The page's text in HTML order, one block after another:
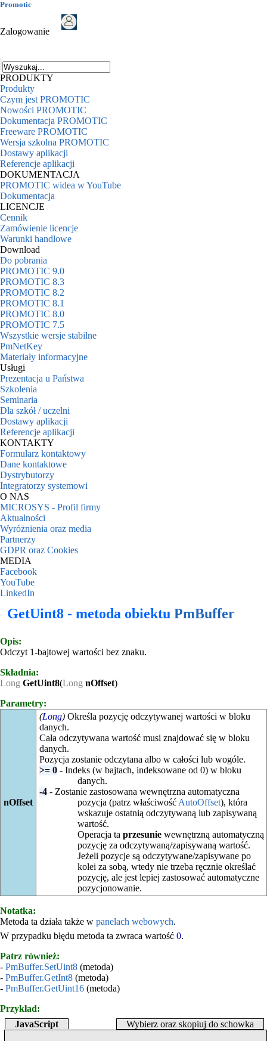
Promotic
Zalogowanie
PRODUKTY
Produkty
Czym jest PROMOTIC
Nowości PROMOTIC
Dokumentacja PROMOTIC
Freeware PROMOTIC
Wersja szkolna PROMOTIC
Dostawy aplikacji
Referencje aplikacji
DOKUMENTACJA
PROMOTIC widea w YouTube
Dokumentacja
LICENCJE
Cennik
Zamówienie licencje
Warunki handlowe
Download
Do pobrania
PROMOTIC 9.0
PROMOTIC 8.3
PROMOTIC 8.2
PROMOTIC 8.1
PROMOTIC 8.0
PROMOTIC 7.5
Wszystkie wersje stabilne
PmNetKey
Materiały informacyjne
Usługi
Prezentacja u Państwa
Szkolenia
Seminaria
Dla szkół / uczelni
Dostawy aplikacji
Referencje aplikacji
KONTAKTY
Formularz kontaktowy
Dane kontaktowe
Dystrybutorzy
Integratorzy systemowi
O NAS
MICROSYS - Profil firmy
Aktualności
Wyróżnienia oraz media
Partnerzy
GDPR oraz Cookies
MEDIA
Facebook
YouTube
LinkedIn
GetUint8 - metoda obiektu PmBuffer
Opis:
Odczyt 1-bajtowej wartości bez znaku.
Składnia:
Long GetUint8(Long nOffset)
Parametry:
nOffset
(Long)Określa pozycję odczytywanej wartości w bloku
danych.
Cała odczytywana wartość musi znajdować się w bloku
danych.
Pozycja zostanie odczytana albo w całości lub wogóle.
>= 0- Indeks (w bajtach, indeksowane od 0) w bloku
danych.
-4- Zostanie zastosowana wewnętrzna automatyczna
pozycja (patrz właściwość AutoOffset), która
wskazuje ostatnią odczytywaną lub zapisywaną
wartość.
Operacja ta przesuniewewnętrzną automatyczną
pozycję za odczytywaną/zapisywaną wartość.
Jeżeli pozycje są odczytywane/zapisywane po
kolei za sobą, wtedy nie trzeba ręcznie określać
pozycję, ale jest lepiej zastosować automatyczne
pozycjonowanie.
Notatka:
Metoda ta działa także w panelach webowych.
W przypadku błędu metoda ta zwraca wartość 0.
Patrz również:
- PmBuffer.SetUint8 (metoda)
- PmBuffer.GetInt8 (metoda)
- PmBuffer.GetUint16 (metoda)
Przykład:
JavaScript
Wybierz oraz skopiuj do schowka